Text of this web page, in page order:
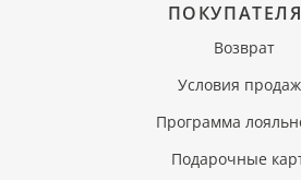
Возврат
Условия
Программа
Подарочные